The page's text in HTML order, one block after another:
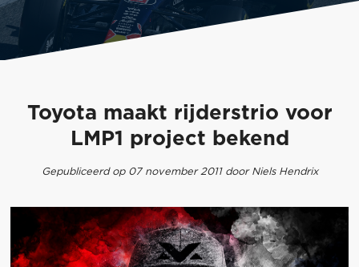
Toyota maakt rijderstrio voor
LMP1 project bekend
Gepubliceerd op 07 november 2011 door Niels Hendrix